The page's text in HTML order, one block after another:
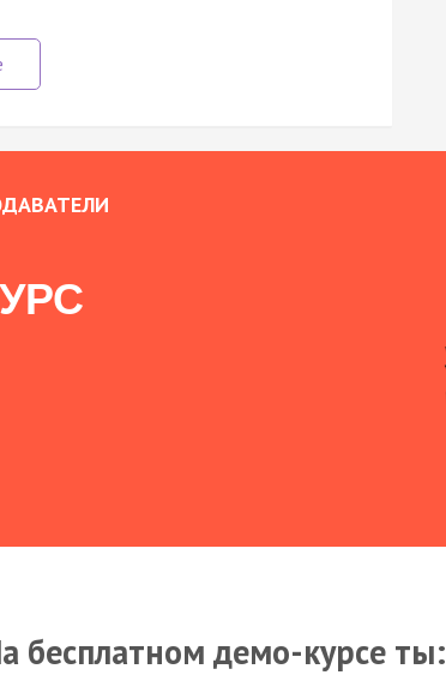
бесплатном демо-курсе ты: